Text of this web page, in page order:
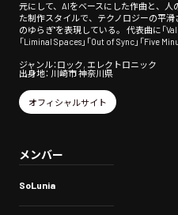
元にして、AIをベースにした作曲と、
た制作スタイルで、テクノロジーの平
のゆらぎ"を表現している。 代表曲に「
「Liminal Spaces」「Out of Sync」「Five
ジャンル：ロック, エレクトロニック
出身地： 川崎市 神奈川県
オフィシャルサイト
メンバー
SoLunia